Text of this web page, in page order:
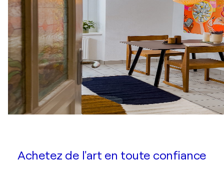
Achetez de l'art en toute confiance